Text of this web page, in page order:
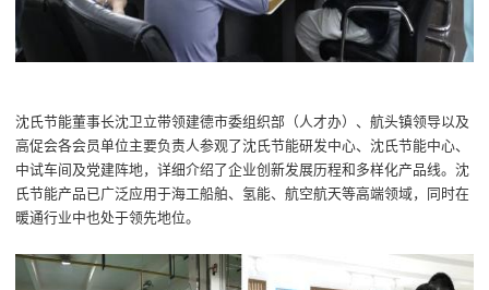
沈氏节能董事长沈卫立带领建德市委组织部（人才办） 、航头镇领导以及
高促会各会员单位主要负责人参观了沈氏节能研发中心、沈氏节能中心、
中试车间及党建阵地，详细介绍了企业创新发展历程和多样化产品线。沈
氏节能产品已广泛应用于海工船舶、氢能、航空航天等高端领域，同时在
暖通行业中也处于领先地位。